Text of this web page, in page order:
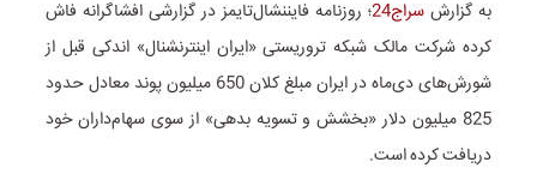
به گزارش سراج24
؛ روزنامه فایننشال‌تایمز در گزارشی افشاگرانه فاش
کرده شرکت مالک شبکه تروریستی «ایران اینترنشنال» اندکی قبل از
شورش‌های دی‌ماه در ایران مبلغ کلان 650 میلیون پوند معادل حدود
825 میلیون دلار «بخشش و تسویه بدهی» از سوی سهام‌داران خود
دریافت کرده است.